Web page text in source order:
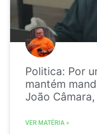
Politica: Por
mantém
João
VER MATÉRIA »